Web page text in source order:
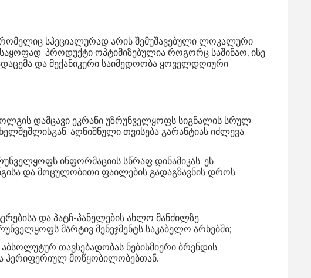
სპეციალურად არის შემუშავებული ლოკალური
პროდუქტი ოპტიმიზებულია როგორც საშინაო, ისე
და მექანიკური საიმედოობა ყოველდღიური
დამცავი ეკრანი უზრუნველყოფს სიგნალის სრულ
აღნიშნული თვისება გარანტიას იძლევა
ინფორმაციის სწრაფ დინამიკას. ეს
და მოცულობითი ფაილების გადაგზავნის დროს.
და პატჩ-პანელების ახლო მანძილზე
მარტივ მენეჯმენტს საკაბელო არხებში;
თავსებადობას ნებისმიერი ბრენდის
პერიფერიულ მოწყობილობებთან.